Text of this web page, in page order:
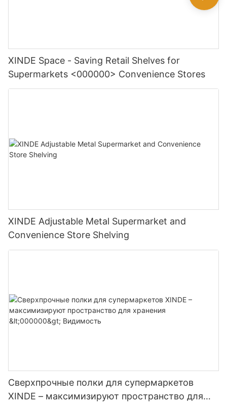
XINDE Space - Saving Retail Shelves for
Supermarkets <000000> Convenience Stores
XINDE Adjustable Metal Supermarket and
Convenience Store Shelving
Сверхпрочные полки для супермаркетов
XINDE – максимизируют пространство для